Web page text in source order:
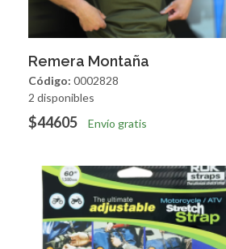
Agregar
Remera Montaña
Código: 0002828
2 disponibles
$44605 Envío gratis